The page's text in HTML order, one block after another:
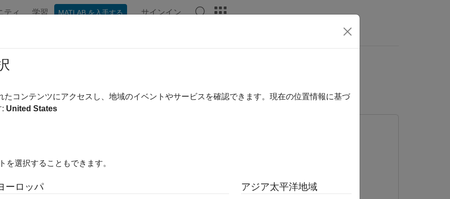
ティ 学習 MATLAB を入手する サインイン
ジの内容は最新ではありません。最新版の英語を参照するには、ここをクリックします。
関数での永続変数の初期化
HDL Coder
たコンテンツにアクセスし、地域のイベントやサービスを確認できます。現在の位置情報に基づ
: United States
を選択することもできます。
ーロッパ アジア太平洋地域